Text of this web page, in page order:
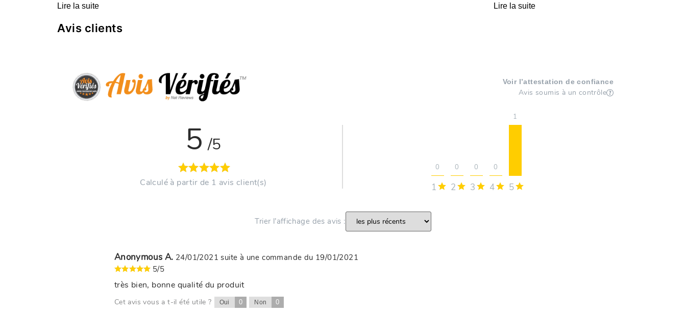
Lire la suite Lire la suite
Avis clients
Voir l’attestation de confiance
Avis soumis à un contrôle
5 /5
Calculé à partir de 1 avis client(s) 1
0
2
0
3
0
4
0
5
1
Trier l’affichage des avis :
Anonymous A. 24/01/2021 suite à une commande du 19/01/2021
5/5
très bien, bonne qualité du produit
Cet avis vous a t-il été utile ? Oui 0 Non 0